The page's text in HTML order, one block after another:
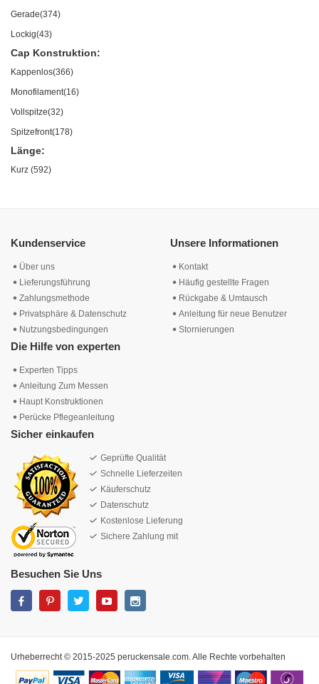
Gerade(374)
Lockig(43)
Cap Konstruktion:
Kappenlos(366)
Monofilament(16)
Vollspitze(32)
Spitzefront(178)
Länge:
Kurz (592)
Kundenservice
Über uns
Lieferungsführung
Zahlungsmethode
Privatsphäre & Datenschutz
Nutzungsbedingungen
Unsere Informationen
Kontakt
Häufig gestellte Fragen
Rückgabe & Umtausch
Anleitung für neue Benutzer
Stornierungen
Die Hilfe von experten
Experten Tipps
Anleitung Zum Messen
Haupt Konstruktionen
Perücke Pflegeanleitung
Sicher einkaufen
Geprüfte Qualität
Schnelle Lieferzeiten
Käuferschutz
Datenschutz
Kostenlose Lieferung
Sichere Zahlung mit
Besuchen Sie Uns
Urheberrecht © 2015-2025 peruckensale.com. Alle Rechte vorbehalten